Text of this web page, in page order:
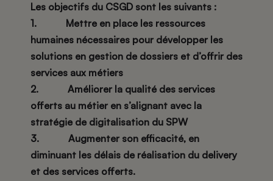
Les objectifs du CSGD sont les suivants :
1. Mettre en place les ressources
humaines nécessaires pour développer les
solutions en gestion de dossiers et d’offrir des
services aux métiers
2. Améliorer la qualité des services
offerts au métier en s’alignant avec la
stratégie de digitalisation du SPW
3. Augmenter son efficacité, en
diminuant les délais de réalisation du delivery
et des services offerts.